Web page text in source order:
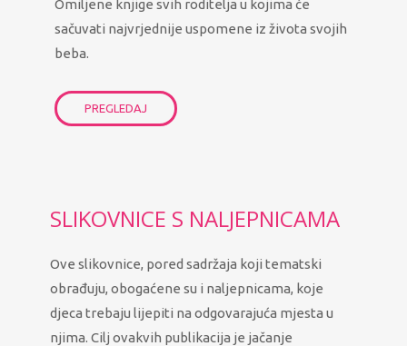
Omiljene knjige svih roditelja u kojima će
sačuvati najvrjednije uspomene iz života svojih
beba.
PREGLEDAJ
SLIKOVNICE S NALJEPNICAMA
Ove slikovnice, pored sadržaja koji tematski
obrađuju, obogaćene su i naljepnicama, koje
djeca trebaju lijepiti na odgovarajuća mjesta u
njima. Cilj ovakvih publikacija je jačanje